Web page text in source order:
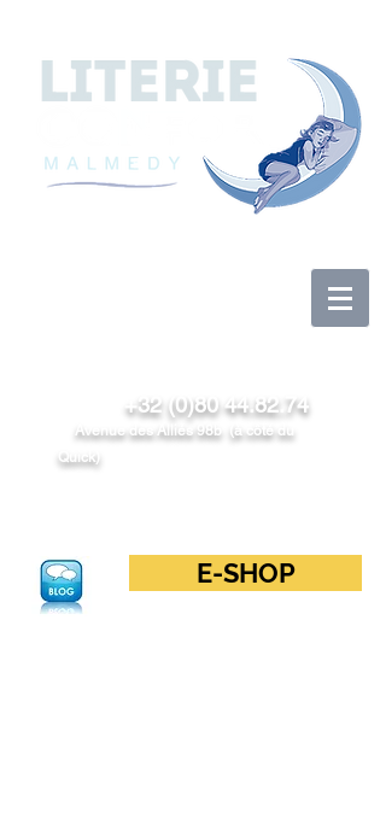
+32 (0)80 44.82.74
Avenue des Alliés 98b (à côté du
Quick)
E-SHOP